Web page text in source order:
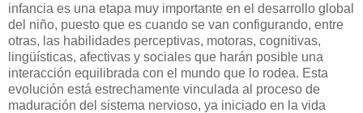
infancia es una etapa muy importante en el desarrollo global
del niño, puesto que es cuando se van configurando, entre
otras, las habilidades perceptivas, motoras, cognitivas,
lingüísticas, afectivas y sociales que harán posible una
interacción equilibrada con el mundo que lo rodea. Esta
evolución está estrechamente vinculada al proceso de
maduración del sistema nervioso, ya iniciado en la vida